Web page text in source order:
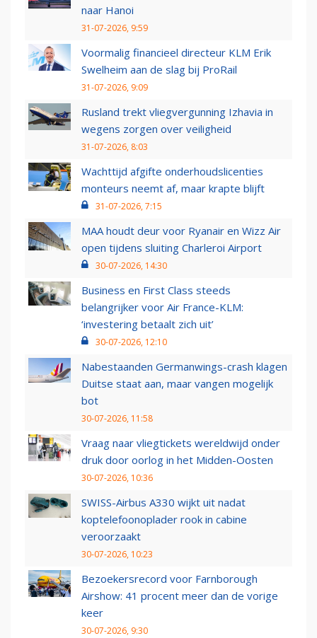
naar Hanoi
31-07-2026, 9:59
Voormalig financieel directeur KLM Erik
Swelheim aan de slag bij ProRail
31-07-2026, 9:09
Rusland trekt vliegvergunning Izhavia in
wegens zorgen over veiligheid
31-07-2026, 8:03
Wachttijd afgifte onderhoudslicenties
monteurs neemt af, maar krapte blijft
31-07-2026, 7:15
MAA houdt deur voor Ryanair en Wizz Air
open tijdens sluiting Charleroi Airport
30-07-2026, 14:30
Business en First Class steeds
belangrijker voor Air France-KLM:
‘investering betaalt zich uit’
30-07-2026, 12:10
Nabestaanden Germanwings-crash klagen
Duitse staat aan, maar vangen mogelijk
bot
30-07-2026, 11:58
Vraag naar vliegtickets wereldwijd onder
druk door oorlog in het Midden-Oosten
30-07-2026, 10:36
SWISS-Airbus A330 wijkt uit nadat
koptelefoonoplader rook in cabine
veroorzaakt
30-07-2026, 10:23
Bezoekersrecord voor Farnborough
Airshow: 41 procent meer dan de vorige
keer
30-07-2026, 9:30